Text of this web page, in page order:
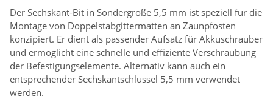
Der Sechskant-Bit in Sondergröße 5,5 mm ist speziell für die
Montage von Doppelstabgittermatten an Zaunpfosten
konzipiert. Er dient als passender Aufsatz für Akkuschrauber
und ermöglicht eine schnelle und effiziente Verschraubung
der Befestigungselemente. Alternativ kann auch ein
entsprechender Sechskantschlüssel 5,5 mm verwendet
werden.